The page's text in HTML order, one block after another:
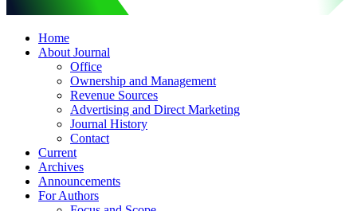
Home
About Journal
Office
Ownership and Management
Revenue Sources
Advertising and Direct Marketing
Journal History
Contact
Current
Archives
Announcements
For Authors